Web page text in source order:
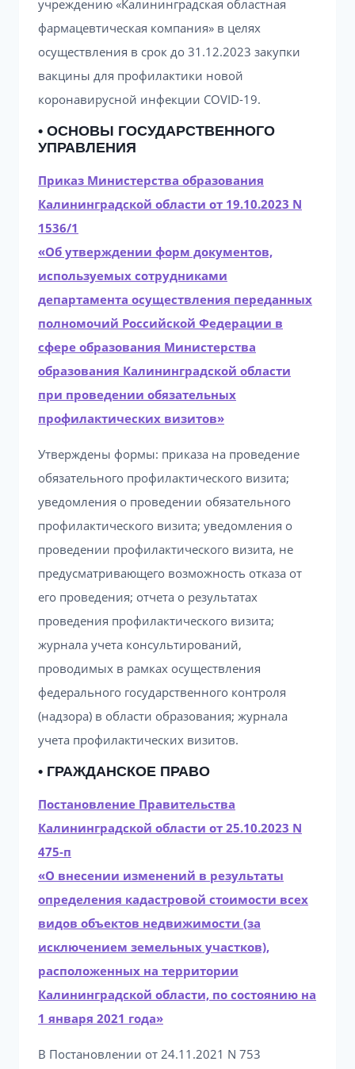
учреждению «Калининградская областная
фармацевтическая компания» в целях
осуществления в срок до 31.12.2023 закупки
вакцины для профилактики новой
коронавирусной инфекции COVID-19.
• ОСНОВЫ ГОСУДАРСТВЕННОГО
УПРАВЛЕНИЯ
Приказ Министерства образования
Калининградской области от 19.10.2023 N
1536/1
«Об утверждении форм документов,
используемых сотрудниками
департамента осуществления переданных
полномочий Российской Федерации в
сфере образования Министерства
образования Калининградской области
при проведении обязательных
профилактических визитов»
Утверждены формы: приказа на проведение
обязательного профилактического визита;
уведомления о проведении обязательного
профилактического визита; уведомления о
проведении профилактического визита, не
предусматривающего возможность отказа от
его проведения; отчета о результатах
проведения профилактического визита;
журнала учета консультирований,
проводимых в рамках осуществления
федерального государственного контроля
(надзора) в области образования; журнала
учета профилактических визитов.
• ГРАЖДАНСКОЕ ПРАВО
Постановление Правительства
Калининградской области от 25.10.2023 N
475-п
«О внесении изменений в результаты
определения кадастровой стоимости всех
видов объектов недвижимости (за
исключением земельных участков),
расположенных на территории
Калининградской области, по состоянию на
1 января 2021 года»
В Постановлении от 24.11.2021 N 753